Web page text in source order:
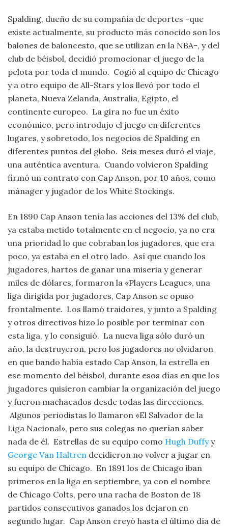
Spalding, dueño de su compañía de deportes -que
existe actualmente, su producto más conocido son los
balones de baloncesto, que se utilizan en la NBA-, y del
club de béisbol, decidió promocionar el juego de la
pelota por toda el mundo. Cogió al equipo de Chicago
y a otro equipo de All-Stars y los llevó por todo el
planeta, Nueva Zelanda, Australia, Egipto, el
continente europeo. La gira no fue un éxito
económico, pero introdujo el juego en diferentes
lugares, y sobretodo, los negocios de Spalding en
diferentes puntos del globo. Seis meses duró el viaje,
una auténtica aventura. Cuando volvieron Spalding
firmó un contrato con Cap Anson, por 10 años, como
mánager y jugador de los White Stockings.
En 1890 Cap Anson tenía las acciones del 13% del club,
ya estaba metido totalmente en el negocio, ya no era
una prioridad lo que cobraban los jugadores, que era
poco, ya estaba en el otro lado. Así que cuando los
jugadores, hartos de ganar una miseria y generar
miles de dólares, formaron la «Players League», una
liga dirigida por jugadores, Cap Anson se opuso
frontalmente. Los llamó traidores, y junto a Spalding
y otros directivos hizo lo posible por terminar con
esta liga, y lo consiguió. La nueva liga sólo duró un
año, la destruyeron, pero los jugadores no olvidaron
en que bando había estado Cap Anson, la estrella en
ese momento del béisbol, durante esos días en que los
jugadores quisieron cambiar la organización del juego
y fueron machacados desde todas las direcciones.
Algunos periodistas lo llamaron «El Salvador de la
Liga Nacional», pero sus colegas no querían saber
nada de él. Estrellas de su equipo como Hugh Duffyy
George Van Haltren decidieron no volver a jugar en
su equipo de Chicago. En 1891 los de Chicago iban
primeros en la liga en septiembre, ya con el nombre
de Chicago Colts, pero una racha de Boston de 18
partidos consecutivos ganados los dejaron en
segundo lugar. Cap Anson creyó hasta el último día de